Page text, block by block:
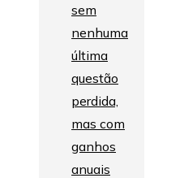
sem
nenhuma
última
questão
perdida,
mas com
ganhos
anuais